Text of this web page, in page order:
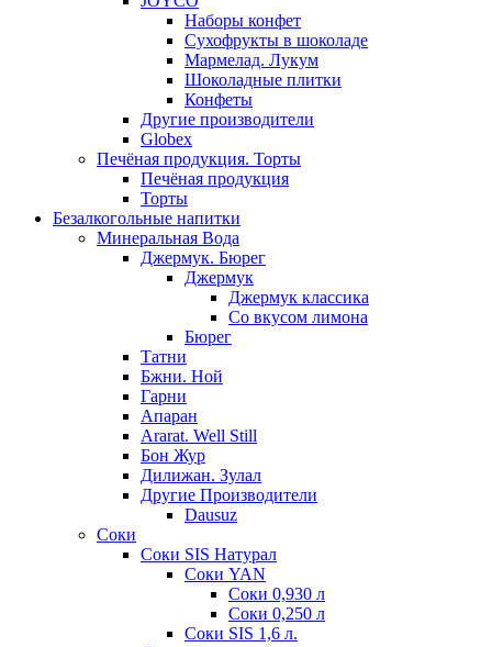
Наборы конфет
Сухофрукты в шоколаде
Мармелад. Лукум
Шоколадные плитки
Конфеты
Другие производители
Globex
Печёная продукция. Торты
Печёная продукция
Торты
Безалкогольные напитки
Минеральная Вода
Джермук. Бюрег
Джермук
Джермук классика
Со вкусом лимона
Бюрег
Татни
Бжни. Ной
Гарни
Апаран
Ararat. Well Still
Бон Жур
Дилижан. Зулал
Другие Производители
Dausuz
Соки
Соки SIS Натурал
Соки YAN
Соки 0,930 л
Соки 0,250 л
Соки SIS 1,6 л.